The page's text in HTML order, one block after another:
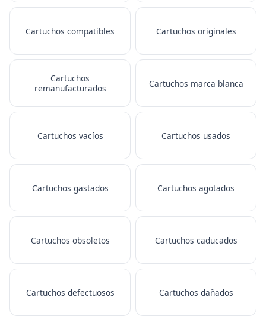
Cartuchos compatibles Cartuchos originales
Cartuchos
remanufacturados
Cartuchos marca blanca
Cartuchos vacíos Cartuchos usados
Cartuchos gastados Cartuchos agotados
Cartuchos obsoletos Cartuchos caducados
Cartuchos defectuosos Cartuchos dañados